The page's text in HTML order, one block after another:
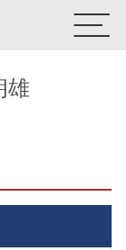
雄